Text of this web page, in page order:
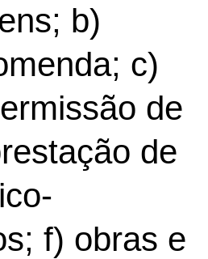
b)
c)
de
de
f) obras e